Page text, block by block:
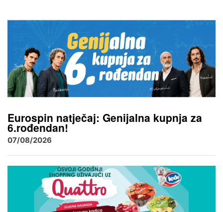
Eurospin natječaj: Genijalna kupnja za
6.rođendan!
07/08/2026